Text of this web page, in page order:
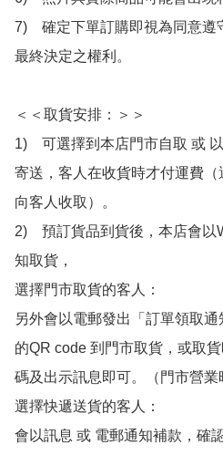
7)　確定下單訂購即視為同意遵
最終決定之權利。
＜＜取貨安排：＞＞
1)　可選擇到本店門市自取 或
寄送，客人在收貨時才付運費
向客人收取）。
2)　預訂貨品到貨後，本店會以
知取貨，
選擇門市取貨的客人：
另外會以電郵發出「訂單領取
的QR code 到門市取貨，或取
碼及出示訊息即可。（門市營業
選擇快遞送貨的客人：
會以訊息 或 電郵通知補款，確